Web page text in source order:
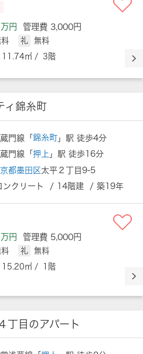
万円 管理費 3,000円
料 礼
無料
11.74㎡ / 3階
ィ錦糸町
門線「錦糸町 」駅 徒歩4分
門線「押上 」駅 徒歩16分
都墨田区太平２丁目9-5
ンクリート / 14階建 / 築19年
万円 管理費 5,000円
料 礼
無料
㎡ / 1階
丁目のアパート